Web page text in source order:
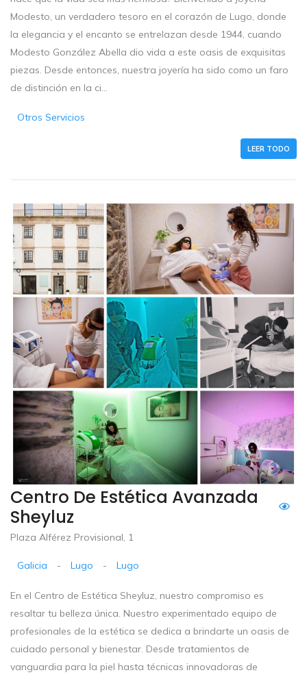
Modesto, un verdadero tesoro en el corazón de Lugo, donde
la elegancia y el encanto se entrelazan desde 1944, cuando
Modesto González Abella dio vida a este oasis de exquisitas
piezas. Desde entonces, nuestra joyería ha sido como un faro
de distinción en la ci...
Otros Servicios
LEER TODO
Centro De Estética Avanzada
Sheyluz
Plaza Alférez Provisional, 1
Galicia - Lugo - Lugo
En el Centro de Estética Sheyluz, nuestro compromiso es
resaltar tu belleza única. Nuestro experimentado equipo de
profesionales de la estética se dedica a brindarte un oasis de
cuidado personal y bienestar. Desde tratamientos de
vanguardia para la piel hasta técnicas innovadoras de